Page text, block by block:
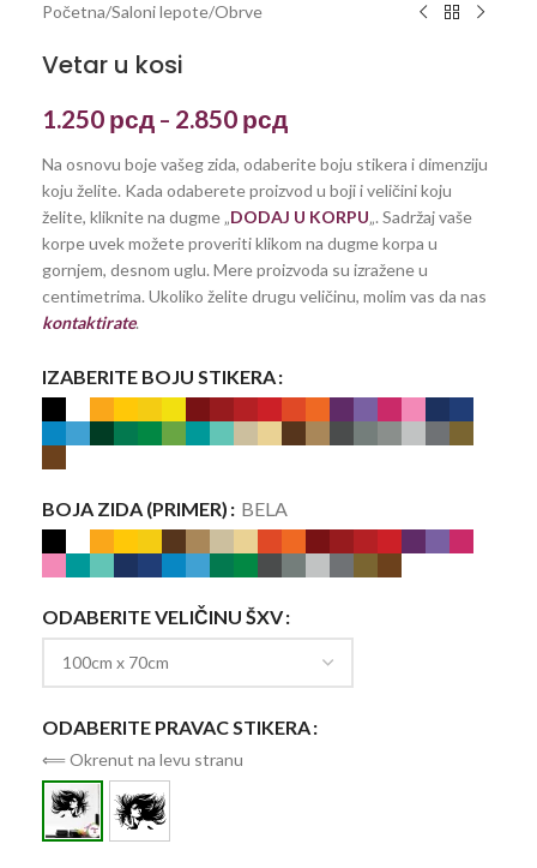
Početna/Saloni lepote/Obrve
Vetar u kosi
1.250 рсд – 2.850 рсд
Na osnovu boje vašeg zida, odaberite boju stikera i dimenziju
koju želite. Kada odaberete proizvod u boji i veličini koju
želite, kliknite na dugme „DODAJ U KORPU„. Sadržaj vaše
korpe uvek možete proveriti klikom na dugme korpa u
gornjem, desnom uglu. Mere proizvoda su izražene u
centimetrima. Ukoliko želite drugu veličinu, molim vas da nas
kontaktirate.
IZABERITE BOJU STIKERA
BOJA ZIDA (PRIMER) BELA
ODABERITE VELIČINU ŠXV
ODABERITE PRAVAC STIKERA
⟸ Okrenut na levu stranu